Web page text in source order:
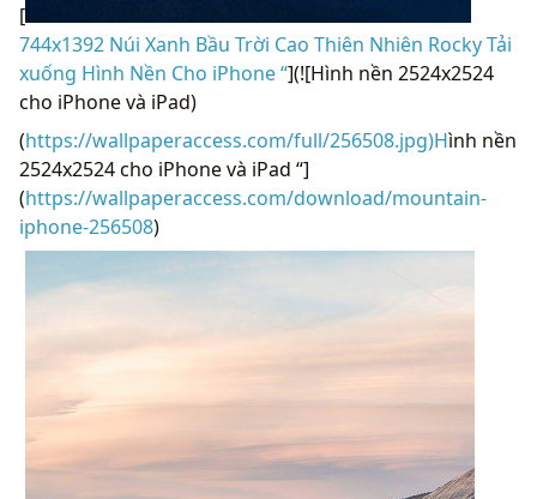
[
744x1392 Núi Xanh Bầu Trời Cao Thiên Nhiên Rocky Tải
xuống Hình Nền Cho iPhone “](![Hình nền 2524x2524
cho iPhone và iPad)
(https://wallpaperaccess.com/full/256508.jpg)Hình nền
2524x2524 cho iPhone và iPad “]
(https://wallpaperaccess.com/download/mountain-
iphone-256508)